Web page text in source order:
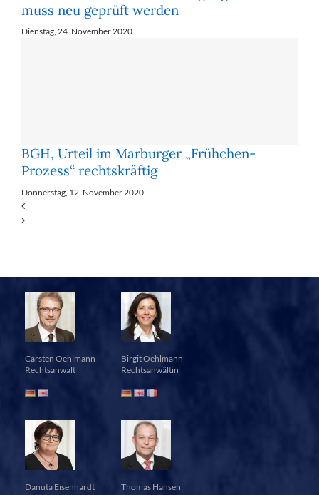
muss neu geprüft werden
Dienstag, 24. November 2020
BGH, Urteil im Marburger „Frühchen-
Prozess“ rechtskräftig
Donnerstag, 12. November 2020
Carsten Oehlmann
Rechtsanwalt
Birgit Oehlmann
Rechtsanwältin
Danuta Eisenhardt
Thomas Hansen